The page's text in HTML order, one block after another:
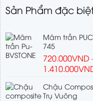
Sản Phẩm đặc
Mâm trần
745
720.000VND
1.410.000
Chậu
Trụ Vuông